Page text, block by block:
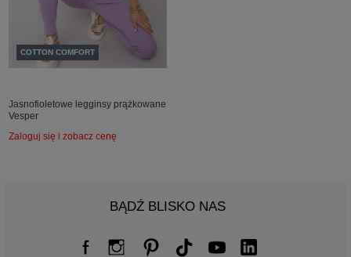
COTTON COMFORT
Jasnofioletowe legginsy prążkowane
Vesper
Zaloguj się i zobacz cenę
BĄDŹ BLISKO NAS